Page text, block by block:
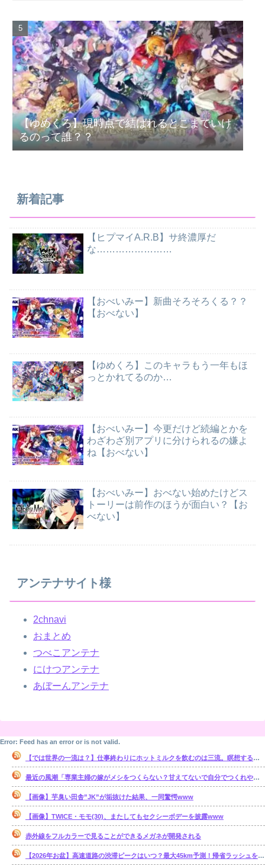
【ゆめくろ】現時点で結ばれるとこまでいけ
るのって誰？？
新着記事
【ヒプマイA.R.B】サ終濃厚だ
な……………………
【おべいみー】新曲そろそろくる？？
【おべない】
【ゆめくろ】このキャラもう一年もほ
っとかれてるのか…
【おべいみー】今更だけど続編とかを
わざわざ別アプリに分けられるの嫌よ
ね【おべない】
【おべいみー】おべない始めたけどス
トーリーは前作のほうが面白い？【お
べない】
アンテナサイト様
2chnavi
おまとめ
つべこアンテナ
にけつアンテナ
あぼーんアンテナ
Error: Feed has an error or is not valid.
【では世界の一流は？】仕事終わりにホットミルクを飲むのは三流。瞑想するのは二流
最近の風潮「専業主婦の嫁がメシをつくらない？甘えてないで自分でつくれやｗ」←これ正論なの？
【画像】芋臭い田舎”JK”が垢抜けた結果、一同驚愕www
【画像】TWICE・モモ(30)、またしてもセクシーボデーを披露www
赤外線をフルカラーで見ることができるメガネが開発される
【2026年お盆】高速道路の渋滞ピークはいつ？最大45km予測！帰省ラッシュを避ける狙い目を解説